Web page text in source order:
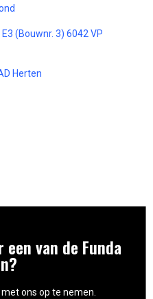
(Bouwnr. 3) 6042 VP
Herten
van de Funda
ons op te nemen.